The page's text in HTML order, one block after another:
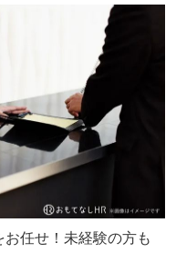
任せ！未経験の方も